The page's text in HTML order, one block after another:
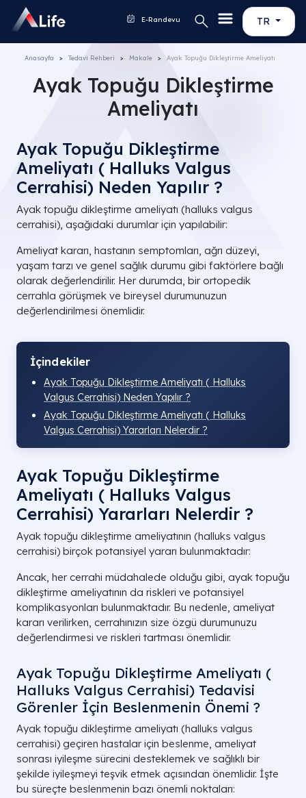
TR
E-Randevu
Anasayfa Tedavi Rehberi Makale Ayak Topuğu Dikleştirme Ameliyatı
Ayak Topuğu Dikleştirme
Ameliyatı
Ayak Topuğu Dikleştirme
Ameliyatı ( Halluks Valgus
Cerrahisi) Neden Yapılır ?
Ayak topuğu dikleştirme ameliyatı (halluks valgus
cerrahisi), aşağıdaki durumlar için yapılabilir:
Ameliyat kararı, hastanın semptomları, ağrı düzeyi,
yaşam tarzı ve genel sağlık durumu gibi faktörlere bağlı
olarak değerlendirilir. Her durumda, bir ortopedik
cerrahla görüşmek ve bireysel durumunuzun
değerlendirilmesi önemlidir.
İçindekiler
Ayak Topuğu Dikleştirme Ameliyatı ( Halluks
Valgus Cerrahisi) Neden Yapılır ?
Ayak Topuğu Dikleştirme Ameliyatı ( Halluks
Valgus Cerrahisi) Yararları Nelerdir ?
Ayak Topuğu Dikleştirme
Ameliyatı ( Halluks Valgus
Cerrahisi) Yararları Nelerdir ?
Ayak topuğu dikleştirme ameliyatının (halluks valgus
cerrahisi) birçok potansiyel yararı bulunmaktadır:
Ancak, her cerrahi müdahalede olduğu gibi, ayak topuğu
dikleştirme ameliyatının da riskleri ve potansiyel
komplikasyonları bulunmaktadır. Bu nedenle, ameliyat
kararı verilirken, cerrahınızın size özgü durumunuzu
değerlendirmesi ve riskleri tartması önemlidir.
Ayak Topuğu Dikleştirme Ameliyatı (
Halluks Valgus Cerrahisi) Tedavisi
Görenler İçin Beslenmenin Önemi ?
Ayak topuğu dikleştirme ameliyatı (halluks valgus
cerrahisi) geçiren hastalar için beslenme, ameliyat
sonrası iyileşme sürecini desteklemek ve sağlıklı bir
şekilde iyileşmeyi teşvik etmek açısından önemlidir. İşte
bu süreçte beslenmenin bazı önemli noktaları: